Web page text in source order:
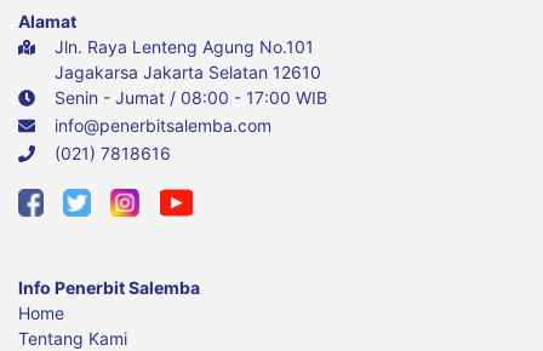
Alamat
Jln. Raya Lenteng Agung No.101
Jagakarsa Jakarta Selatan 12610
Senin - Jumat / 08:00 - 17:00 WIB
info@penerbitsalemba.com
(021) 7818616
Info Penerbit Salemba
Home
Tentang Kami